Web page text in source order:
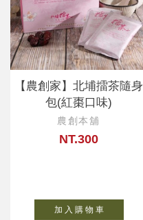
【農創家】北埔擂茶隨身
包(紅棗口味)
農創本舖
NT.300
加 入 購 物 車